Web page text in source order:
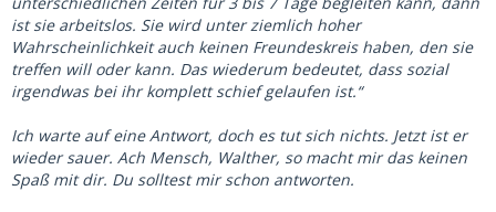
ist sie arbeitslos. Sie wird unter ziemlich hoher
Wahrscheinlichkeit auch keinen Freundeskreis haben, den sie
treffen will oder kann. Das wiederum bedeutet, dass sozial
irgendwas bei ihr komplett schief gelaufen ist.“
Ich warte auf eine Antwort, doch es tut sich nichts. Jetzt ist er
wieder sauer. Ach Mensch, Walther, so macht mir das keinen
Spaß mit dir. Du solltest mir schon antworten.